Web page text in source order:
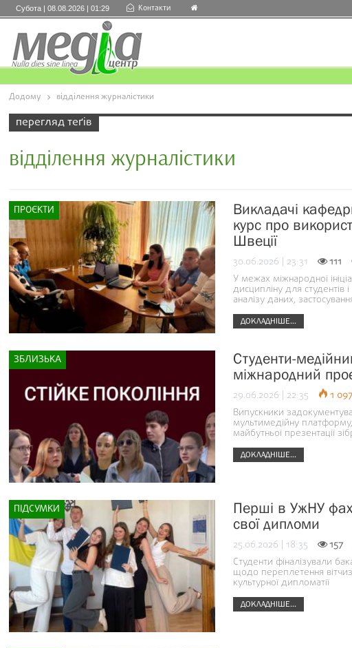
Субота | 08.08.2026 | 01:29 Контакти
Додому відділення журналістики
перегляд теґів
відділення журналістики
ПРОЄКТИ
Викладачі
курс про
Швеції
30.06.2026 | 23:31 111
У межах міжнародної
дисципліну для студентів
аналізу даних,
ДОКЛАДНІШЕ...
ЗБЛИЗЬКА
Студенти-
міжнародний
29.06.2026 | 22:35 1 097
Випускники
мультимедійну платформу,
майбутньої презентації
ДОКЛАДНІШЕ...
ПІДСУМКИ
Перші в УжНУ
свої дипломи
25.06.2026 | 18:35 157
Студенти фіналізували
щодо переплетення
культурної дипломатії
ДОКЛАДНІШЕ...